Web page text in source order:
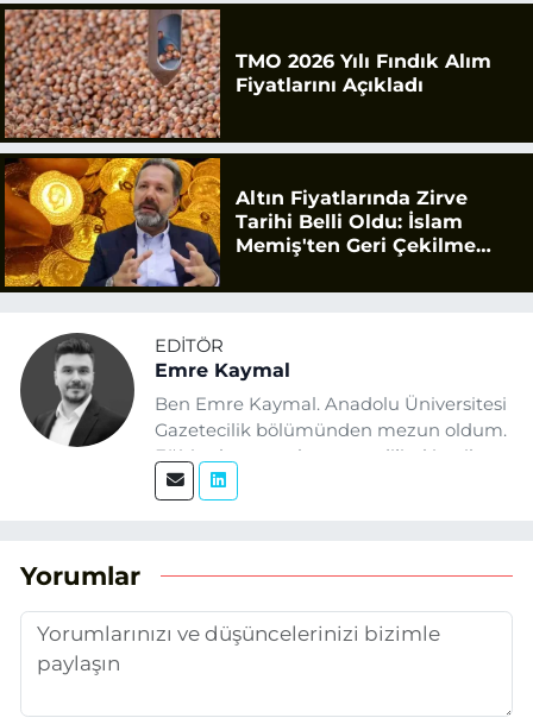
TMO 2026 Yılı Fındık Alım
Fiyatlarını Açıkladı
Altın Fiyatlarında Zirve
Tarihi Belli Oldu: İslam
Memiş'ten Geri Çekilme
EDITÖR
Emre Kaymal
Ben Emre Kaymal. Anadolu Üniversitesi
Gazetecilik bölümünden mezun oldum.
Eğitim hayatım boyunca dijital içerik
üretimi ve arama motoru
temel alıyorum.
Yorumlar